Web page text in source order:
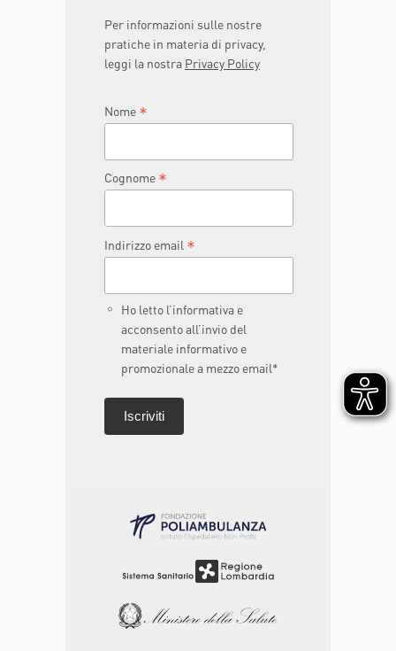
Per informazioni sulle nostre
pratiche in materia di privacy,
leggi la nostra Privacy Policy
Nome *
Cognome *
Indirizzo email *
Ho letto l’informativa e
acconsento all’invio del
materiale informativo e
promozionale a mezzo email*